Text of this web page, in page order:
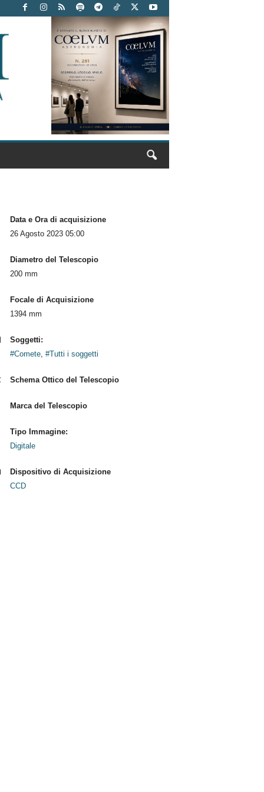
Data e Ora di acquisizione
26 Agosto 2023 05:00
Diametro del Telescopio
200 mm
Focale di Acquisizione
1394 mm
Soggetti:
#Comete, #Tutti i soggetti
Schema Ottico del Telescopio
Marca del Telescopio
Tipo Immagine:
Digitale
Dispositivo di Acquisizione
CCD